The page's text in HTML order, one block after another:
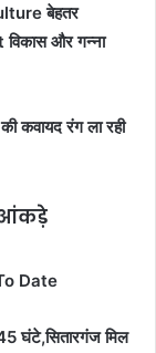
बेहतर
और गन्ना
कवायद रंग ला रही
आंकड़े
Date
घंटे,सितारगंज मिल